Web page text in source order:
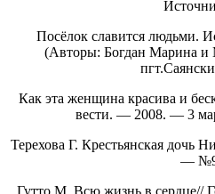
Посёлок славится людьми.
(Авторы: Богдан Марина
Как эта женщина красива и
вести. — 2008. — 3
Терехова Г. Крестьянская дочь
—
Гутто М. Всю жизнь в сердце//